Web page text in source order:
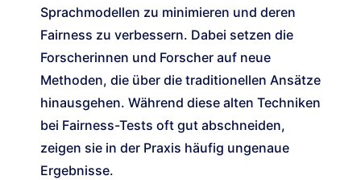
Sprachmodellen zu minimieren und deren
Fairness zu verbessern. Dabei setzen die
Forscherinnen und Forscher auf neue
Methoden, die über die traditionellen Ansätze
hinausgehen. Während diese alten Techniken
bei Fairness-Tests oft gut abschneiden,
zeigen sie in der Praxis häufig ungenaue
Ergebnisse.